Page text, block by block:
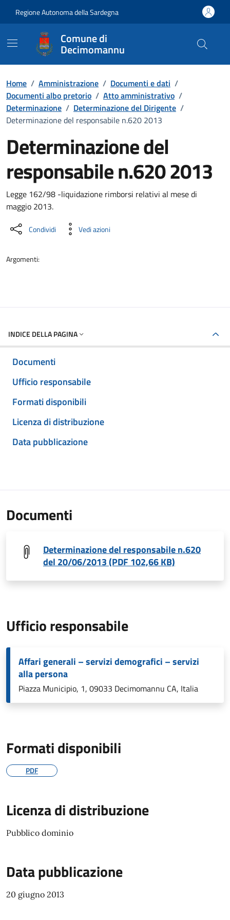
Regione Autonoma della Sardegna
Comune di
Decimomannu
Home / Amministrazione / Documenti e dati /
Documenti albo pretorio / Atto amministrativo /
Determinazione / Determinazione del Dirigente /
Determinazione del responsabile n.620 2013
Determinazione del
responsabile n.620 2013
Dettaglio del documento
Legge 162/98 -liquidazione rimborsi relativi al mese di
maggio 2013.
Condividi Vedi azioni
Argomenti:
INDICE DELLA PAGINA
Documenti
Ufficio responsabile
Formati disponibili
Licenza di distribuzione
Data pubblicazione
Documenti
Determinazione del responsabile n.620
del 20/06/2013 (PDF 102,66 KB)
Ufficio responsabile
Affari generali – servizi demografici – servizi
alla persona
Piazza Municipio, 1, 09033 Decimomannu CA, Italia
Formati disponibili
PDF
Licenza di distribuzione
Pubblico dominio
Data pubblicazione
20 giugno 2013